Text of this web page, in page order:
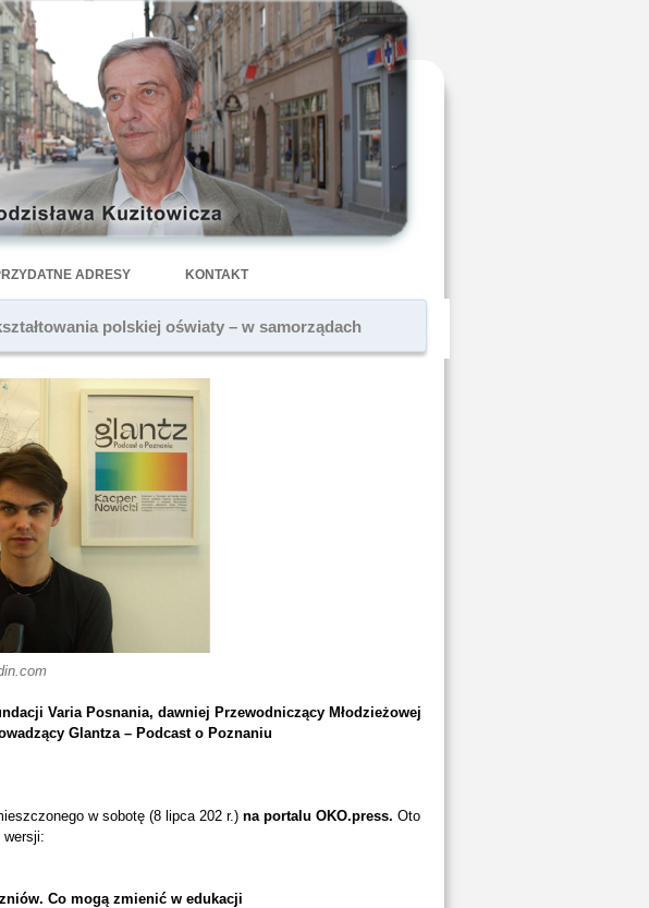
ADRESY KONTAKT
polskiej oświaty – w samorządach
Varia Posnania, dawniej Przewodniczący Młodzieżowej
Glantza – Podcast o Poznaniu
w sobotę (8 lipca 202 r.) na portalu OKO.press. Oto
wersji:
Co mogą zmienić w edukacji